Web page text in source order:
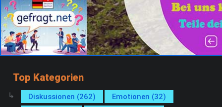
Top Kategorien
Diskussionen (262)
Emotionen (32)